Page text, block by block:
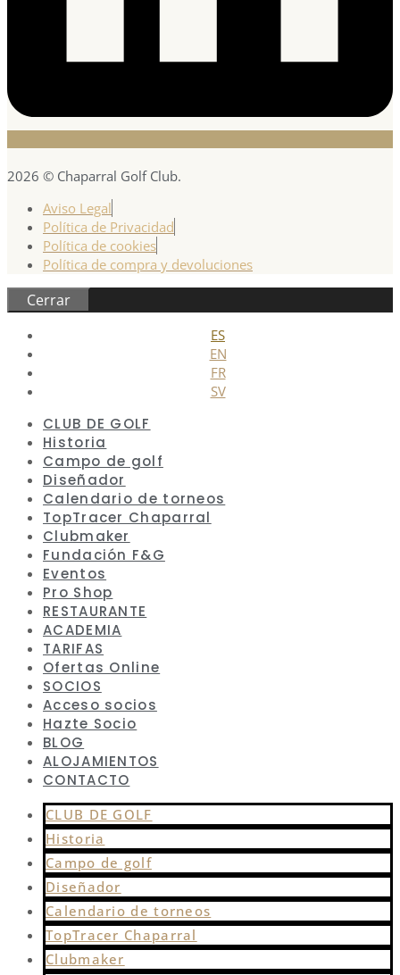
2026 © Chaparral Golf Club.
Aviso Legal
Política de Privacidad
Política de cookies
Política de compra y devoluciones
Cerrar
ES
EN
FR
SV
CLUB DE GOLF
Historia
Campo de golf
Diseñador
Calendario de torneos
TopTracer Chaparral
Clubmaker
Fundación F&G
Eventos
Pro Shop
RESTAURANTE
ACADEMIA
TARIFAS
Ofertas Online
SOCIOS
Acceso socios
Hazte Socio
BLOG
ALOJAMIENTOS
CONTACTO
CLUB DE GOLF
Historia
Campo de golf
Diseñador
Calendario de torneos
TopTracer Chaparral
Clubmaker